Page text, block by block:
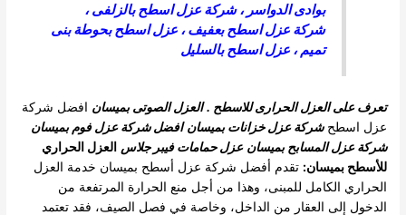
بوادى الدواسر ،شركة عزل اسطح بالزلفى،
شركة عزل اسطح بعفيف،عزل اسطح بحوطة بنى
تميم،عزل اسطح بالسليل
تعرف على العزل الحرارى للاسطح . العزل الصوتى بميسان افضل شركة
عزل اسطح شركة عزل خزانات بميسان افضل شركة عزل فوم بميسان
شركة عزل المسابح بميسان عزل حمامات فيبر جلاس العزل الحراري
للأسطح بميسان: تقدم أفضل شركة عزل أسطح بميسان خدمة العزل
الحراري الكامل للمبنى، وهذا من أجل منع الحرارة المرتفعة من
الدخول إلى العقار من الداخل، وخاصة في فصل الصيف، فقد تعتمد